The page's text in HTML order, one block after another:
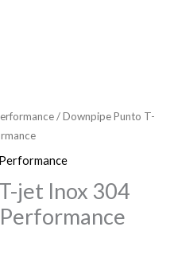
/ Downpipe Punto T-
Performance
jet Inox 304